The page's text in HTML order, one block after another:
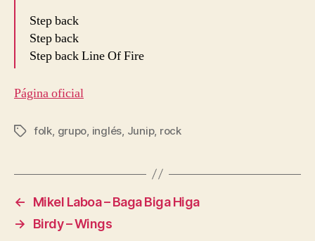
Step back
Step back
Step back Line Of Fire
Página oficial
Etiquetas
folk, grupo, inglés, Junip, rock
←
Mikel Laboa – Baga Biga Higa
→
Birdy – Wings